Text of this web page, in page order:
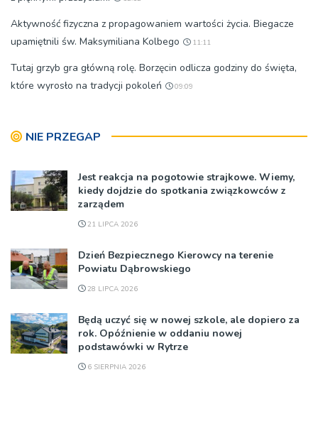
Aktywność fizyczna z propagowaniem wartości życia. Biegacze
upamiętnili św. Maksymiliana Kolbego
11:11
Tutaj grzyb gra główną rolę. Borzęcin odlicza godziny do święta,
które wyrosło na tradycji pokoleń
09:09
NIE PRZEGAP
Jest reakcja na pogotowie strajkowe. Wiemy,
kiedy dojdzie do spotkania związkowców z
zarządem
21 LIPCA 2026
Dzień Bezpiecznego Kierowcy na terenie
Powiatu Dąbrowskiego
28 LIPCA 2026
Będą uczyć się w nowej szkole, ale dopiero za
rok. Opóźnienie w oddaniu nowej
podstawówki w Rytrze
6 SIERPNIA 2026